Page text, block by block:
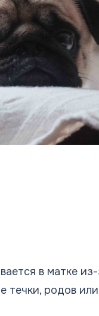
в матке
течки, родов или